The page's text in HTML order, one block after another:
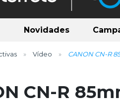
Novidades
Vídeo CANON CN-R
CN-R